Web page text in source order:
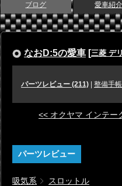
ブログ 愛車紹介
なおD:5の愛車 [三菱 デ
パーツレビュー (211)
整備手
<< オクヤマ インテー
パーツレビュー
吸気系 スロットル